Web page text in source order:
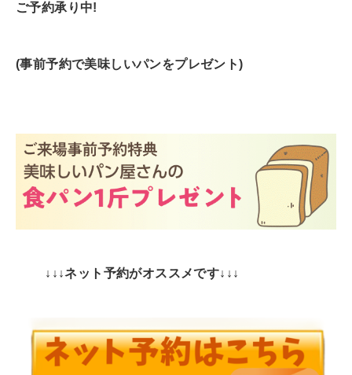
ご予約承り中!
(事前予約で美味しいパンをプレゼント)
↓↓↓ネット予約がオススメです↓↓↓